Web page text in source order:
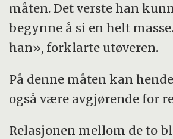
måten. Det verste han
begynne å si en helt
han», forklarte utøveren.
På denne måten kan
også være avgjørende for
Relasjonen mellom de to